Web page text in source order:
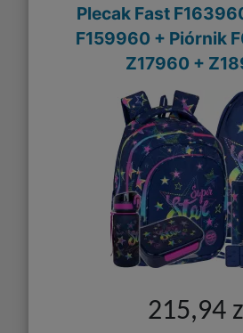
Plecak Fast
F159960 + Piórnik
Z17960 +
215,94